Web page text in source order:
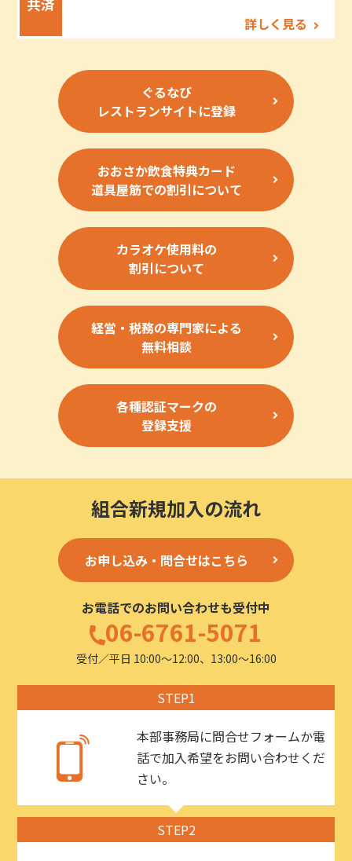
共済
詳しく見る
ぐるなび
レストランサイトに登録
おおさか飲食特典カード
道具屋筋での割引について
カラオケ使用料の
割引について
経営・税務の専門家による
無料相談
各種認証マークの
登録支援
組合新規加入の流れ
お申し込み・問合せはこちら
お電話でのお問い合わせも受付中
06-6761-5071
受付／平日 10:00〜12:00、13:00〜16:00
STEP1
本部事務局に問合せフォームか電
話で加入希望をお問い合わせくだ
さい。
STEP2